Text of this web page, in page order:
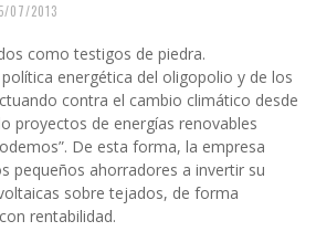
07/2013
como testigos de piedra.
energética del oligopolio y de los
contra el cambio climático desde
proyectos de energías renovables
De esta forma, la empresa
pequeños ahorradores a invertir su
sobre tejados, de forma
rentabilidad.